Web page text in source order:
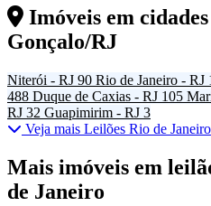
Imóveis em
Gonçalo/RJ
Niterói - RJ 90 Rio de Janeiro - RJ
488 Duque de Caxias - RJ 105
RJ 32 Guapimirim - RJ 3
Veja mais Leilões Rio de Janeiro
Mais imóveis em
de Janeiro